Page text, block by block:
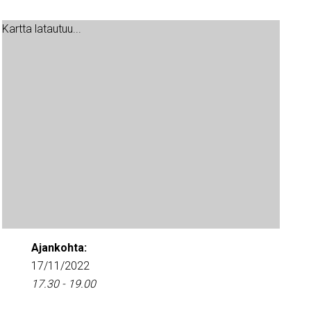
Kartta latautuu...
Ajankohta:
17/11/2022
17.30 - 19.00